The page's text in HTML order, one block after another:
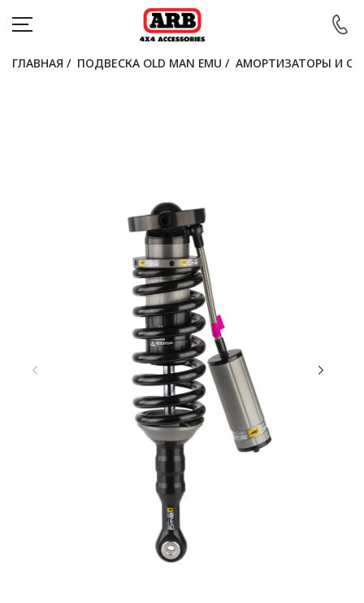
Войти
ГЛАВНАЯ / ПОДВЕСКА OLD MAN EMU / АМОРТИЗАТОРЫ И